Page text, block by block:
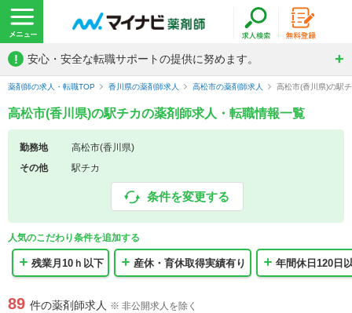
! 安心・安全な転職サポートの提供に努めます。
薬剤師の求人・転職TOP 香川県の薬剤師求人 高松市の薬剤師求人 高松市(香川県)の駅
高松市(香川県)の駅チカの薬剤師求人・転職情報一覧
勤務地
高松市(香川県)
その他
駅チカ
条件を変更する
人気のこだわり条件を追加する
残業月10ｈ以下 産休・育休取得実績有り 年間休日120日
89 件の薬剤師求人 ※ 非公開求人を除く